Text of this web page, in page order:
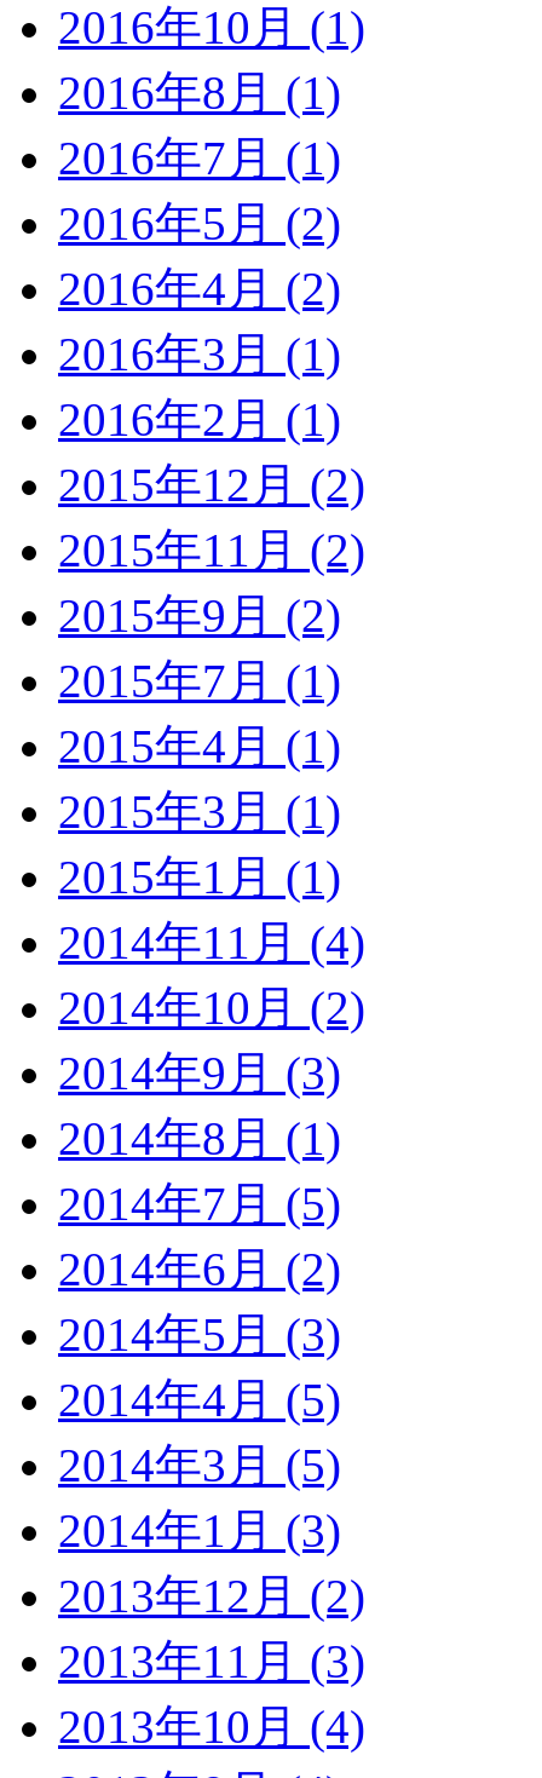
2016年10月 (1)
2016年8月 (1)
2016年7月 (1)
2016年5月 (2)
2016年4月 (2)
2016年3月 (1)
2016年2月 (1)
2015年12月 (2)
2015年11月 (2)
2015年9月 (2)
2015年7月 (1)
2015年4月 (1)
2015年3月 (1)
2015年1月 (1)
2014年11月 (4)
2014年10月 (2)
2014年9月 (3)
2014年8月 (1)
2014年7月 (5)
2014年6月 (2)
2014年5月 (3)
2014年4月 (5)
2014年3月 (5)
2014年1月 (3)
2013年12月 (2)
2013年11月 (3)
2013年10月 (4)